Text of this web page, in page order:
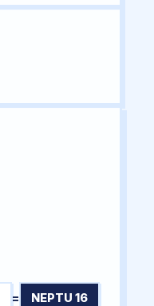
= NEPTU 16